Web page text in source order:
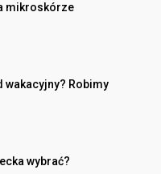
mikroskórze
wakacyjny? Robimy
wybrać?